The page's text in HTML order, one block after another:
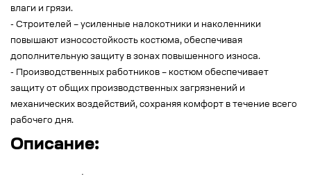
влаги и грязи.
- Строителей – усиленные налокотники и наколенники
повышают износостойкость костюма, обеспечивая
дополнительную защиту в зонах повышенного износа.
- Производственных работников – костюм обеспечивает
защиту от общих производственных загрязнений и
механических воздействий, сохраняя комфорт в течение всего
рабочего дня.
Описание: